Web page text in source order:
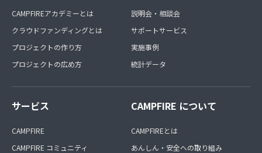
CAMPFIREアカデミーとは
クラウドファンディングとは
プロジェクトの作り方
プロジェクトの広め方
説明会・相談会
サポートサービス
実施事例
統計データ
サービス
CAMPFIRE
CAMPFIRE コミュニティ
CAMPFIRE について
CAMPFIREとは
あんしん・安全への取り組み